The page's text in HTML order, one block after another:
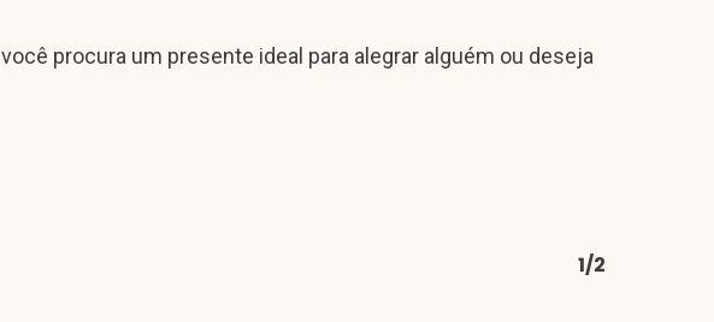
procura um presente ideal para alegrar alguém ou deseja
1/2